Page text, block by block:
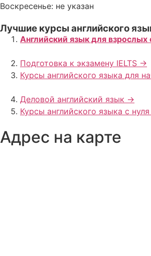
Воскресенье: не указан
Лучшие курсы английского
Английский язык для взрослых
Подготовка к экзамену IELTS ->
Курсы английского языка для
Деловой английский язык ->
Курсы английского языка с нуля
Адрес на карте